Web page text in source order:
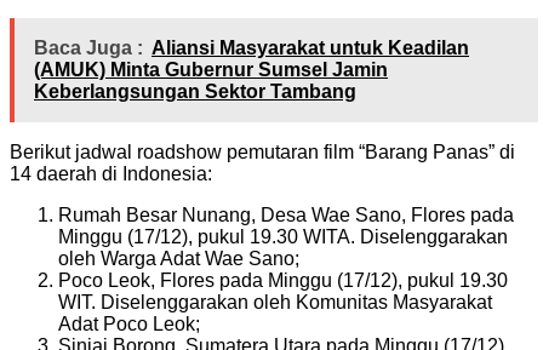
Baca Juga : Aliansi Masyarakat untuk Keadilan
(AMUK) Minta Gubernur Sumsel Jamin
Keberlangsungan Sektor Tambang
Berikut jadwal roadshow pemutaran film “Barang Panas” di
14 daerah di Indonesia:
Rumah Besar Nunang, Desa Wae Sano, Flores pada
Minggu (17/12), pukul 19.30 WITA. Diselenggarakan
oleh Warga Adat Wae Sano;
Poco Leok, Flores pada Minggu (17/12), pukul 19.30
WIT. Diselenggarakan oleh Komunitas Masyarakat
Adat Poco Leok;